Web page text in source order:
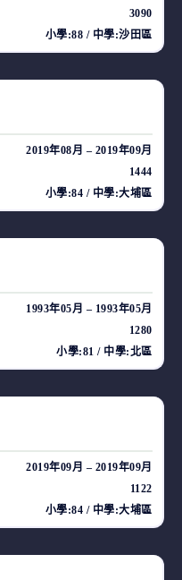
3090
小學:88 / 中學:沙田區
2019年08月 – 2019年09月
1444
小學:84 / 中學:大埔區
1993年05月 – 1993年05月
1280
小學:81 / 中學:北區
2019年09月 – 2019年09月
1122
小學:84 / 中學:大埔區